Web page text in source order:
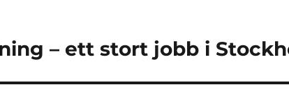
– ett stort jobb i